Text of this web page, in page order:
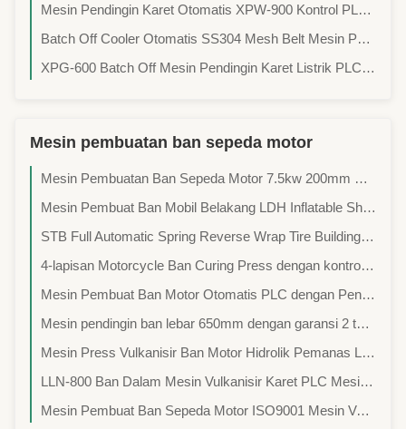
Mesin Pendingin Karet Otomatis XPW-900 Kontrol PLC Batch Off Mesin Karet
Batch Off Cooler Otomatis SS304 Mesh Belt Mesin Pendingin Batch Off Karet ISO2000
XPG-600 Batch Off Mesin Pendingin Karet Listrik PLC Batch Off Machine
Mesin pembuatan ban sepeda motor
Mesin Pembuatan Ban Sepeda Motor 7.5kw 200mm Hidrolik Ban Curing Press
Mesin Pembuat Ban Mobil Belakang LDH Inflatable Shaping Tire Shaping Machine
STB Full Automatic Spring Reverse Wrap Tire Building Machine untuk produksi ban sepeda motor
4-lapisan Motorcycle Ban Curing Press dengan kontrol PLC dan pemanasan listrik untuk vulkanisasi yang efisien
Mesin Pembuat Ban Motor Otomatis PLC dengan Penggerak Motor Servo dan Garansi 2 Tahun
Mesin pendingin ban lebar 650mm dengan garansi 2 tahun untuk konstruksi ban padat
Mesin Press Vulkanisir Ban Motor Hidrolik Pemanas Listrik Semi-Otomatis Empat Lapis dengan Daya 380V/50Hz dan Tegangan 220V/380V/Tegangan yang Disesuaikan
LLN-800 Ban Dalam Mesin Vulkanisir Karet PLC Mesin Pembuat Ban Sepeda
Mesin Pembuat Ban Sepeda Motor ISO9001 Mesin Vulkanisir Ban Sepeda